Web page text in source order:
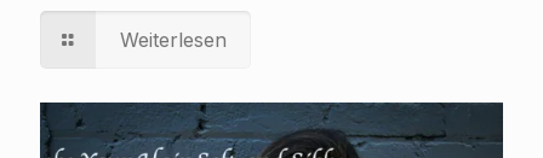
Weiterlesen